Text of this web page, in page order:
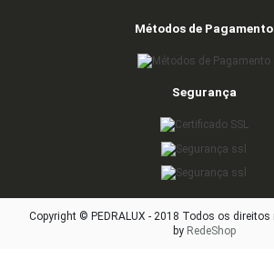
Métodos de Pagamento
Segurança
Copyright © PEDRALUX - 2018 Todos os direitos
by RedeShop